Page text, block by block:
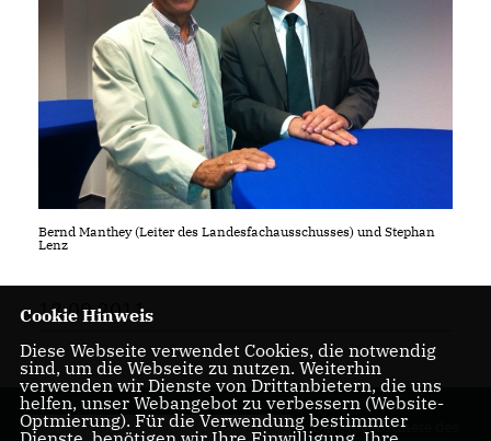
Bernd Manthey (Leiter des Landesfachausschusses) und Stephan
Lenz
13.09.2011
Der Abgeordnete des
Cookie Hinweis
Diese Webseite verwendet Cookies, die notwendig
sind, um die Webseite zu nutzen. Weiterhin
verwenden wir Dienste von Drittanbietern, die uns
helfen, unser Webangebot zu verbessern (Website-
Optmierung). Für die Verwendung bestimmter